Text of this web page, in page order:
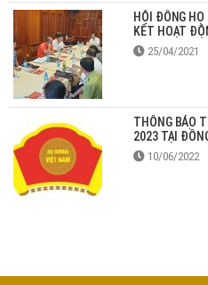
HỘI ĐỒNG
KẾT HOẠT
25/04/2021
THÔNG BÁO
2023 TẠI
10/06/2022